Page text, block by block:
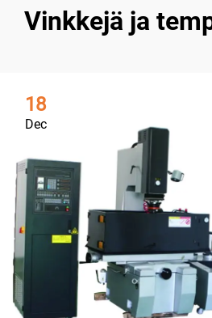
Vinkkejä ja
18
Dec